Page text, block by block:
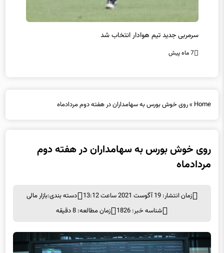
پیروزی اینتر برای تثبیت صدرنشینی/ افزایش فاصله با ناپولی
7 ماه پیش
Home
»روی خوش بورس به سهامداران در هفته دوم مردادماه
روی خوش بورس به سهامداران در هفته دوم
مردادماه
زمان انتشار: 19 آگوست 2021 ساعت 13:12 دسته بندی:بازار مالی
شناسه خبر: 1826
زمان مطالعه: 8 دقیقه